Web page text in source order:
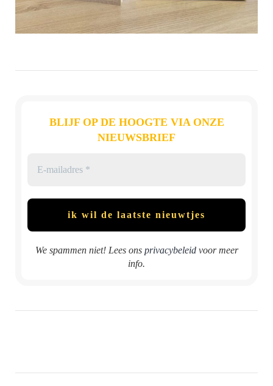
BLIJF OP DE HOOGTE VIA ONZE
NIEUWSBRIEF
We spammen niet! Lees ons privacybeleidvoor meer
info.